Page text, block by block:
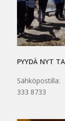
PYYDÄ NYT
333 8733